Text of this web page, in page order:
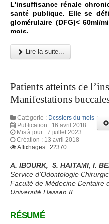
L'insuffisance rénale
santé publique. Elle se
glomérulaire (DFG)< 60ml/
mois.
Lire la suite...
Patients atteints de
Manifestations
Catégorie : Dossiers du mois
Publication : 16 avril 2018
Mis à jour : 7 juillet 2023
Création : 13 avril 2018
Affichages : 22370
A. IBOURK, S. HAITAMI, I.
Service d’Odontologie
Faculté de Médecine Dentaire
Université Hassan II
RÉSUMÉ